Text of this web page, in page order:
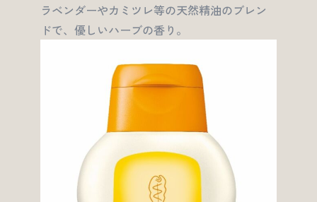
ラベンダーやカミツレ等の天然精油のブレン
ドで、優しいハーブの香り。